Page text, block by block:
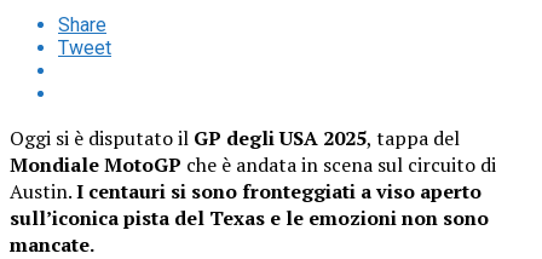
Share
Tweet
Oggi si è disputato il GP degli USA 2025, tappa del
Mondiale MotoGP che è andata in scena sul circuito di
Austin.I centauri si sono fronteggiati a viso aperto
sull’iconica pista del Texas e le emozioni non sono
mancate.